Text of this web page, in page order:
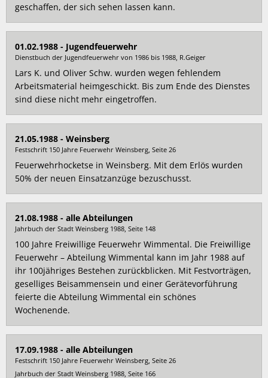
geschaffen, der sich sehen lassen kann.
01.02.1988 - Jugendfeuerwehr
Dienstbuch der Jugendfeuerwehr von 1986 bis 1988, R.Geiger
Lars K. und Oliver Schw. wurden wegen fehlendem
Arbeitsmaterial heimgeschickt. Bis zum Ende des Dienstes
sind diese nicht mehr eingetroffen.
21.05.1988 - Weinsberg
Festschrift 150 Jahre Feuerwehr Weinsberg, Seite 26
Feuerwehrhocketse in Weinsberg. Mit dem Erlös wurden
50% der neuen Einsatzanzüge bezuschusst.
21.08.1988 - alle Abteilungen
Jahrbuch der Stadt Weinsberg 1988, Seite 148
100 Jahre Freiwillige Feuerwehr Wimmental. Die Freiwillige
Feuerwehr – Abteilung Wimmental kann im Jahr 1988 auf
ihr 100jähriges Bestehen zurückblicken. Mit Festvorträgen,
geselliges Beisammensein und einer Gerätevorführung
feierte die Abteilung Wimmental ein schönes
Wochenende.
17.09.1988 - alle Abteilungen
Festschrift 150 Jahre Feuerwehr Weinsberg, Seite 26
Jahrbuch der Stadt Weinsberg 1988, Seite 166